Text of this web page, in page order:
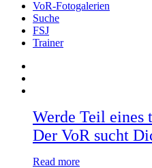
VoR-Fotogalerien
Suche
FSJ
Trainer
Werde Teil eines
Der VoR sucht
Read more